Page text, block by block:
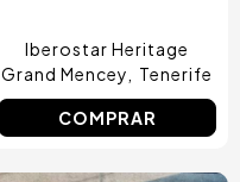
Iberostar Heritage
Grand Mencey
Tenerife
COMPRAR